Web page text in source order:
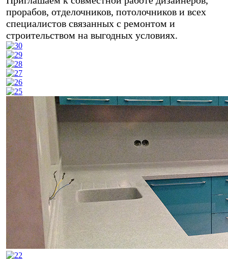
прорабов, отделочников, потолочников и всех
специалистов связанных с ремонтом и
строительством на выгодных условиях.